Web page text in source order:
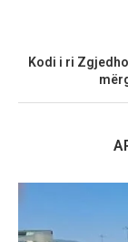
Kodi i ri